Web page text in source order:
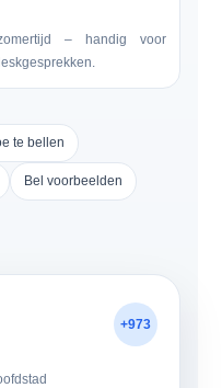
– handig voor
te bellen
Bel voorbeelden
+973